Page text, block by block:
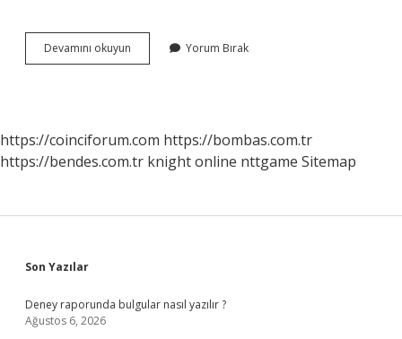
Devamını okuyun
Eda
Yorum Bırak
https://coinciforum.com https://bombas.com.tr
https://bendes.com.tr knight online nttgame Sitemap
Sidebar
Son Yazılar
Deney raporunda bulgular nasıl yazılır ?
Ağustos 6, 2026